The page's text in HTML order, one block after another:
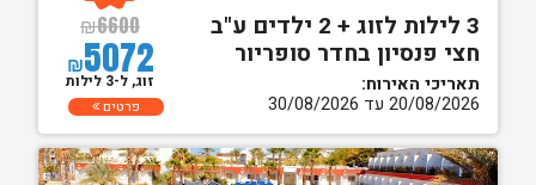
3 לילות לזוג + 2 ילדים ע"ב
חצי פנסיון בחדר סופריור
תאריכי האירוח:
20/08/2026 עד 30/08/2026
₪6600
₪5072
זוג, ל-3 לילות
פרטים